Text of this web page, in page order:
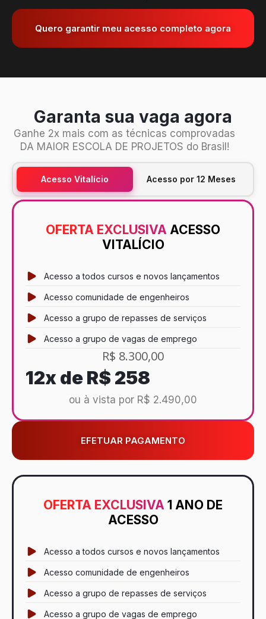
Quero garantir meu acesso completo agora
Garanta sua vaga agora
Ganhe 2x mais com as técnicas comprovadas
DA MAIOR ESCOLA DE PROJETOS do Brasil!
Acesso Vitalício Acesso por 12 Meses
OFERTA EXCLUSIVA ACESSO
VITALÍCIO
Acesso a todos cursos e novos lançamentos
Acesso comunidade de engenheiros
Acesso a grupo de repasses de serviços
Acesso a grupo de vagas de emprego
R$ 8.300,00
12x deR$ 258
ou à vista por R$ 2.490,00
EFETUAR PAGAMENTO
OFERTA EXCLUSIVA 1 ANO DE
ACESSO
Acesso a todos cursos e novos lançamentos
Acesso comunidade de engenheiros
Acesso a grupo de repasses de serviços
Acesso a grupo de vagas de emprego